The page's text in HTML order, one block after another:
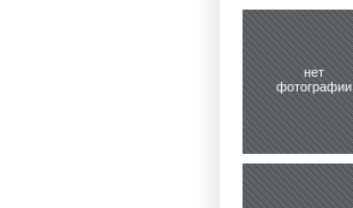
нет
фотографии